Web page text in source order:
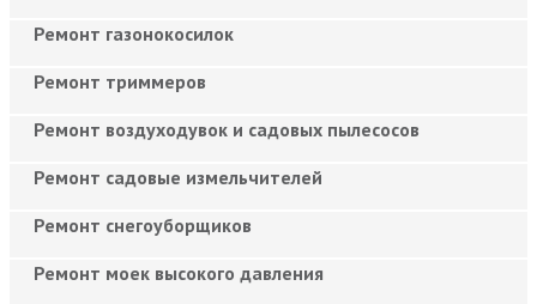
Ремонт газонокосилок
Ремонт триммеров
Ремонт воздуходувок и садовых пылесосов
Ремонт садовые измельчителей
Ремонт снегоуборщиков
Ремонт моек высокого давления